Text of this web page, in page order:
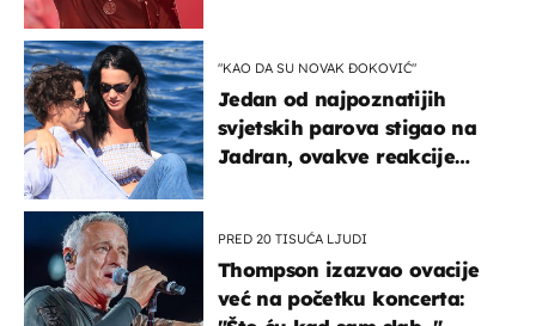
"KAO DA SU NOVAK ĐOKOVIĆ"
Jedan od najpoznatijih
svjetskih parova stigao na
Jadran, ovakve reakcije
PRED 20 TISUĆA LJUDI
Thompson izazvao ovacije
već na početku koncerta: